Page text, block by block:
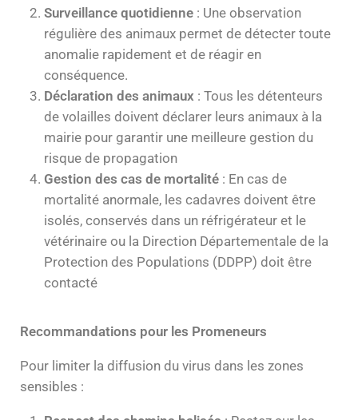
Surveillance quotidienne : Une observation
régulière des animaux permet de détecter toute
anomalie rapidement et de réagir en
conséquence.
Déclaration des animaux : Tous les détenteurs
de volailles doivent déclarer leurs animaux à la
mairie pour garantir une meilleure gestion du
risque de propagation
Gestion des cas de mortalité : En cas de
mortalité anormale, les cadavres doivent être
isolés, conservés dans un réfrigérateur et le
vétérinaire ou la Direction Départementale de la
Protection des Populations (DDPP) doit être
contacté
Recommandations pour les Promeneurs
Pour limiter la diffusion du virus dans les zones
sensibles :